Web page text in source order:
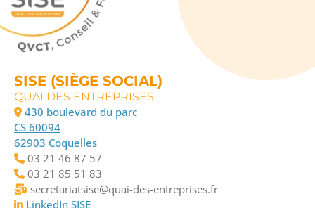
SISE (SIÈGE SOCIAL)
QUAI DES ENTREPRISES
430 boulevard du parc
CS 60094
62903 Coquelles
03 21 46 87 57
03 21 85 51 83
secretariatsise@quai-des-entreprises.fr
LinkedIn SISE